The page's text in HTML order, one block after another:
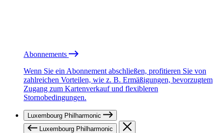
Abonnements
Wenn Sie ein Abonnement abschließen, profitieren Sie von
zahlreichen Vorteilen, wie z. B. Ermäßigungen, bevorzugtem
Zugang zum Kartenverkauf und flexibleren
Stornobedingungen.
Luxembourg Philharmonic
Luxembourg Philharmonic